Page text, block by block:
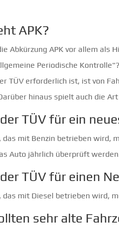
APK?
Abkürzung APK vor allem als
Periodische
TÜV erforderlich ist, ist von
hinaus spielt auch die
TÜV für ein
das mit Benzin betrieben wird,
Auto jährlich überprüft
TÜV für einen
das mit Diesel betrieben wird,
sehr alte